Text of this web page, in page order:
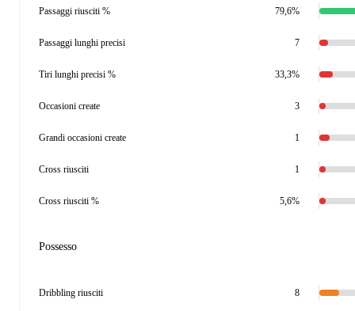
Passaggi riusciti % 79,6%
Passaggi lunghi precisi 7
Tiri lunghi precisi % 33,3%
Occasioni create 3
Grandi occasioni create 1
Cross riusciti 1
Cross riusciti % 5,6%
Possesso
Dribbling riusciti 8